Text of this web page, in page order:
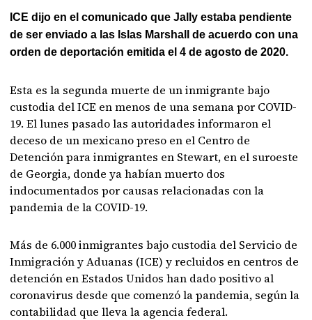
ICE dijo en el comunicado que Jally estaba pendiente
de ser enviado a las Islas Marshall de acuerdo con una
orden de deportación emitida el 4 de agosto de 2020.
Esta es la segunda muerte de un inmigrante bajo
custodia del ICE en menos de una semana por COVID-
19. El lunes pasado las autoridades informaron el
deceso de un mexicano preso en el Centro de
Detención para inmigrantes en Stewart, en el suroeste
de Georgia, donde ya habían muerto dos
indocumentados por causas relacionadas con la
pandemia de la COVID-19.
Más de 6.000 inmigrantes bajo custodia del Servicio de
Inmigración y Aduanas (ICE) y recluidos en centros de
detención en Estados Unidos han dado positivo al
coronavirus desde que comenzó la pandemia, según la
contabilidad que lleva la agencia federal.